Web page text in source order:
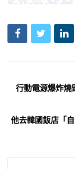
行動電源爆炸燒
他去韓國飯店「